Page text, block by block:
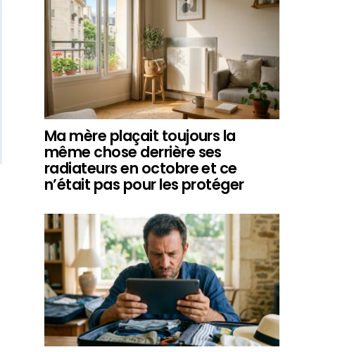
Ma mère plaçait toujours la
même chose derrière ses
radiateurs en octobre et ce
n’était pas pour les protéger